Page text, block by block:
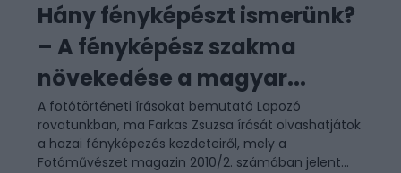
Hány fényképészt ismerünk?
– A fényképész szakma
növekedése a magyar...
A fotótörténeti írásokat bemutató Lapozó
rovatunkban, ma Farkas Zsuzsa írását olvashatjátok
a hazai fényképezés kezdeteiről, mely a
Fotóművészet magazin 2010/2. számában jelent...